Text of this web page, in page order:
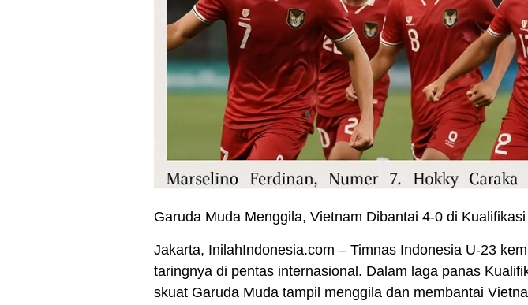
Garuda Muda Menggila, Vietnam Dibantai 4-0 di
Jakarta, InilahIndonesia.com – Timnas Indonesia U-23
taringnya di pentas internasional. Dalam laga panas
skuat Garuda Muda tampil menggila dan membantai